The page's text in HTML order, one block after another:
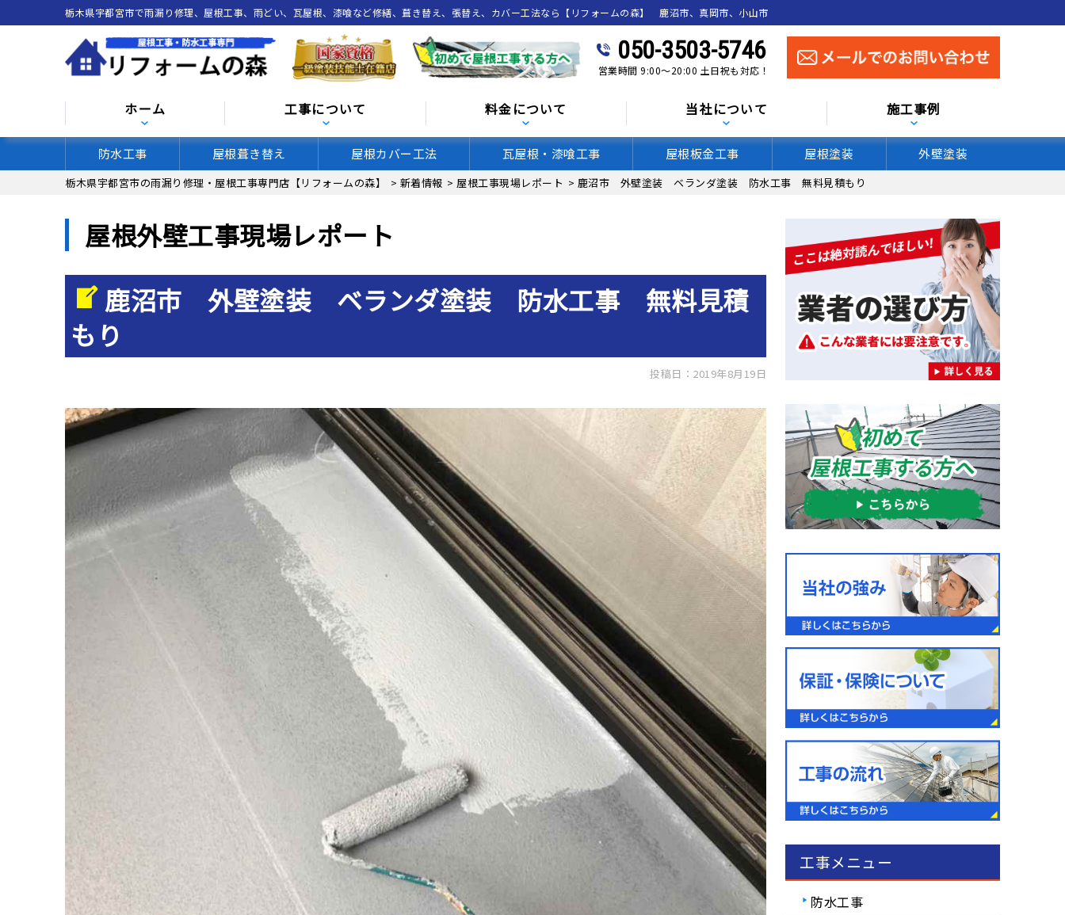
栃木県宇都宮市で雨漏り修理、屋根工事、雨どい、瓦屋根、漆喰など修繕、葺き替え、張替え、カバー工法なら【リフォームの森】 鹿沼市、真岡市、小山市
050-3503-5746
営業時間 9:00～20:00 土日祝も対応！
ホーム 工事について 料金について 当社について 施工事例
防水工事 屋根葺き替え 屋根カバー工法 瓦屋根・漆喰工事 屋根板金工事 屋根塗装 外壁塗装
栃木県宇都宮市の雨漏り修理・屋根工事専門店【リフォームの森】 > 新着情報 > 屋根工事現場レポート > 鹿沼市 外壁塗装 ベランダ塗装 防水工事 無料見積もり
屋根外壁工事現場レポート
鹿沼市 外壁塗装 ベランダ塗装 防水工事 無料見積
もり
投稿日：2019年8月19日
工事メニュー
防水工事